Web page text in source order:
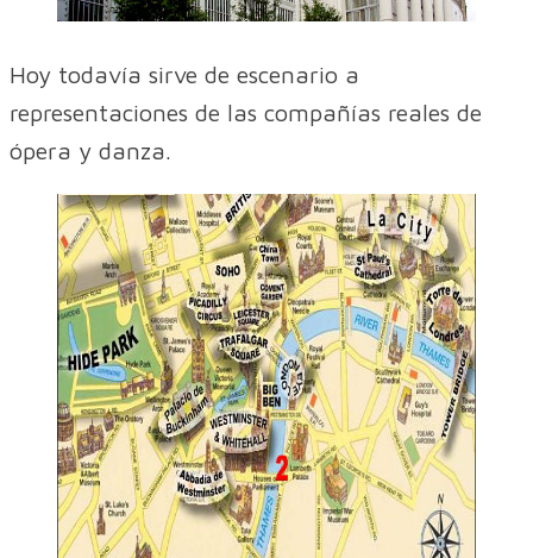
Hoy todavía sirve de escenario a
representaciones de las compañías reales de
ópera y danza.